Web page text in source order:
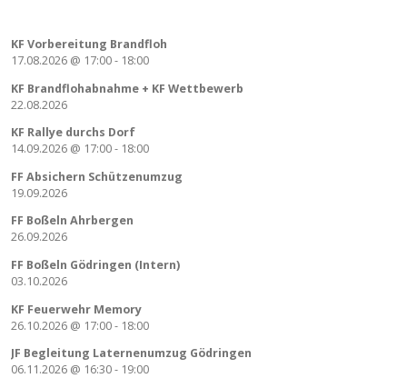
KF Vorbereitung Brandfloh
17.08.2026 @ 17:00- 18:00
KF Brandflohabnahme + KF Wettbewerb
22.08.2026
KF Rallye durchs Dorf
14.09.2026 @ 17:00- 18:00
FF Absichern Schützenumzug
19.09.2026
FF Boßeln Ahrbergen
26.09.2026
FF Boßeln Gödringen (Intern)
03.10.2026
KF Feuerwehr Memory
26.10.2026 @ 17:00- 18:00
JF Begleitung Laternenumzug Gödringen
06.11.2026 @ 16:30- 19:00